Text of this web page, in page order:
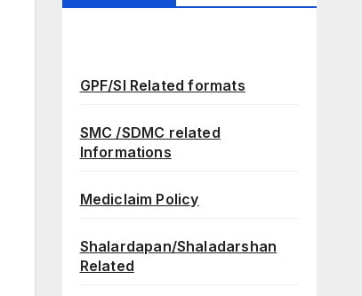
GPF/SI Related formats
SMC /SDMC related
Informations
Mediclaim Policy
Shalardapan/Shaladarshan
Related